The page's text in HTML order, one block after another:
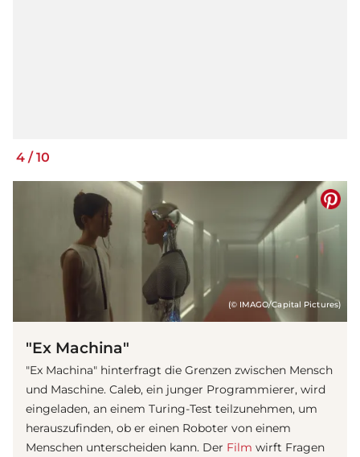
4 / 10
(© IMAGO/Capital Pictures)
"Ex Machina"
"Ex Machina" hinterfragt die Grenzen zwischen Mensch
und Maschine. Caleb, ein junger Programmierer, wird
eingeladen, an einem Turing-Test teilzunehmen, um
herauszufinden, ob er einen Roboter von einem
Menschen unterscheiden kann. Der Film wirft Fragen